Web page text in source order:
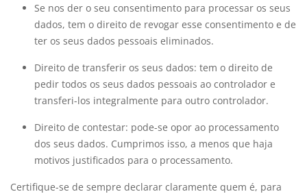
Se nos der o seu consentimento para processar os seus
dados, tem o direito de revogar esse consentimento e de
ter os seus dados pessoais eliminados.
Direito de transferir os seus dados: tem o direito de
pedir todos os seus dados pessoais ao controlador e
transferi-los integralmente para outro controlador.
Direito de contestar: pode-se opor ao processamento
dos seus dados. Cumprimos isso, a menos que haja
motivos justificados para o processamento.
Certifique-se de sempre declarar claramente quem é, para